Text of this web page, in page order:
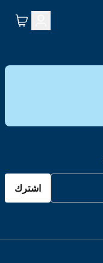
اشترك